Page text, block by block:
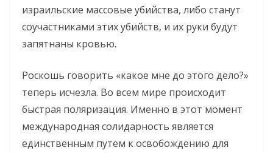
израильские массовые убийства, либо станут
соучастниками этих убийств, и их руки будут
запятнаны кровью.
Роскошь говорить «какое мне до этого дело?»
теперь исчезла. Во всем мире происходит
быстрая поляризация. Именно в этот момент
международная солидарность является
единственным путем к освобождению для